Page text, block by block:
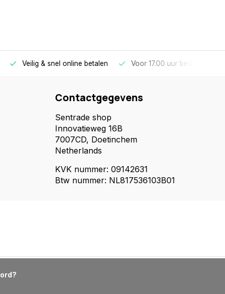
Veilig & snel online betalen Voor 17.00 uur besteld,
Contactgegevens
Sentrade shop
Innovatieweg 16B
7007CD, Doetinchem
Netherlands
KVK nummer: 09142631
Btw nummer: NL817536103B01